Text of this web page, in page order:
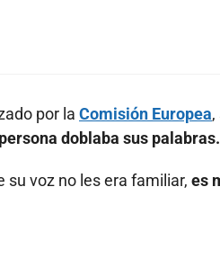
por la Comisión Europea,
doblaba sus palabras.
voz no les era familiar, es